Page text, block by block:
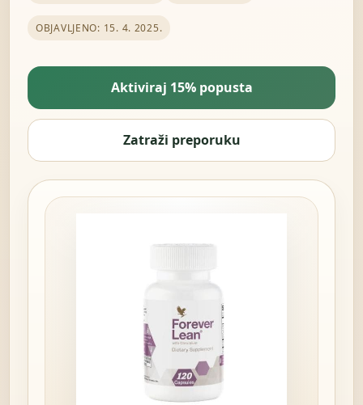
OBJAVLJENO: 15. 4. 2025.
Aktiviraj 15% popusta
Zatraži preporuku